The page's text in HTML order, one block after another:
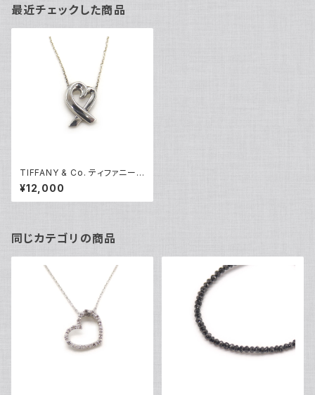
最近チェックした商品
TIFFANY & Co. ティファニー
パロマ・ピカソ ラビングハート
ネックレス シルバー925 アズキ
チェーン Y04821
¥12,000
同じカテゴリの商品